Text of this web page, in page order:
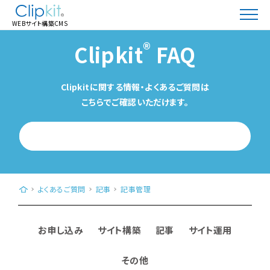
WEBサイト構築CMS
Clipkit® FAQ
Clipkitに関する情報・よくあるご質問は
こちらでご確認いただけます。
WEBサイト構築CMS「Clipkit®（クリップキット）」｜日本発、クラウド型（
よくあるご質問 記事 記事管理
お申し込み サイト構築 記事 サイト運用
その他